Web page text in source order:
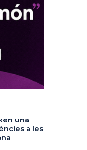
una
a les